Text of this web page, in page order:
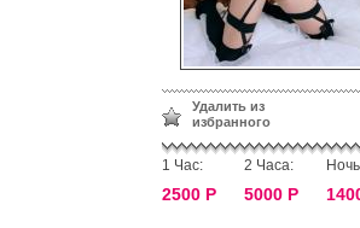
Удалить из
избранного
1 Час:
2500 Р
2 Часа:
5000 Р